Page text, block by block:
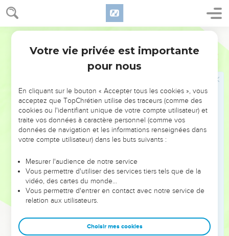
Jean 8
En vérité, en vérité, je vous le dis, si quelqu'un garde ma
parole, il ne mourra jamais. »
« Maintenant, lui dirent les Juifs, nous savons que tu as un
démon. Abraham est mort, les prophètes aussi, et toi, tu dis :
‘Si quelqu'un garde ma parole, il ne mourra jamais.’
Serais-tu plus grand que notre père Abraham, qui est
mort ? Les prophètes aussi sont morts. Pour qui te prends-tu
donc ? »
Jésus répondit : « Si je me rends gloire à moi-même, ma
gloire ne vaut rien. Cependant, c'est mon Père qui me rend
gloire, lui que vous présentez comme votre Dieu
si je disais que je ne le connais pas, je serais comme vous :
un menteur. Mais je le connais et je garde sa parole.
Votre ancêtre Abraham a été rempli de joie à la pensée de
voir mon jour ; il l'a vu et il s'est réjoui. »
Les Juifs lui dirent : « Tu n'as pas encore 50 ans et tu as vu
Abraham ! »
Votre vie privée est importante
pour nous
En cliquant sur le bouton « Accepter tous les cookies », vous
acceptez que TopChrétien utilise des traceurs (comme des
cookies ou l'identifiant unique de votre compte utilisateur) et
traite vos données à caractère personnel (comme vos
données de navigation et les informations renseignées dans
votre compte utilisateur) dans les buts suivants :
Mesurer l'audience de notre service
Vous permettre d'utiliser des services tiers tels que de la
vidéo, des cartes du monde…
Vous permettre d'entrer en contact avec notre service de
relation aux utilisateurs.
Choisir mes cookies